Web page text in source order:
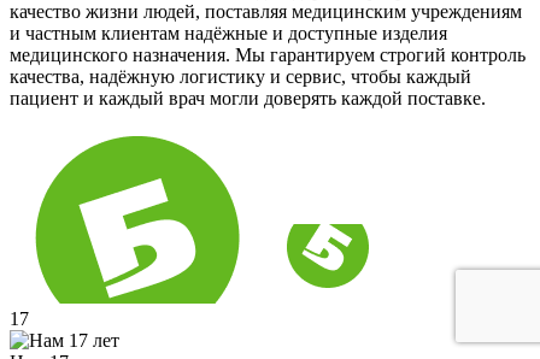
качество жизни людей, поставляя медицинским учреждениям
и частным клиентам надёжные и доступные изделия
медицинского назначения. Мы гарантируем строгий контроль
качества, надёжную логистику и сервис, чтобы каждый
пациент и каждый врач могли доверять каждой поставке.
17